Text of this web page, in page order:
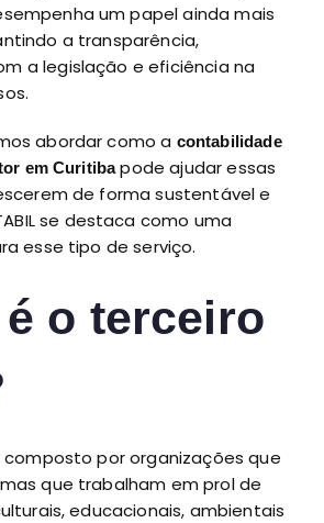
um papel ainda mais
a transparência,
a legislação e eficiência na
abordar como a contabilidade
em Curitibapode ajudar essas
de forma sustentável e
se destaca como uma
esse tipo de serviço.
o terceiro
composto por organizações que
que trabalham em prol de
educacionais, ambientais